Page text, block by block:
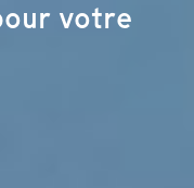
votre